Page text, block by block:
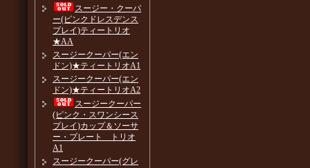
スージー・クーパ
ー(ピンクドレスデンス
プレイ)ティートリオ
★AA
スージークーパー(エン
ドン)★ティートリオA1
スージークーパー(エン
ドン)★ティートリオA2
スージークーパー
(ピンク・スワンシース
プレイ)カップ＆ソーサ
ー・プレート トリオ
A1
スージークーパー(グレ